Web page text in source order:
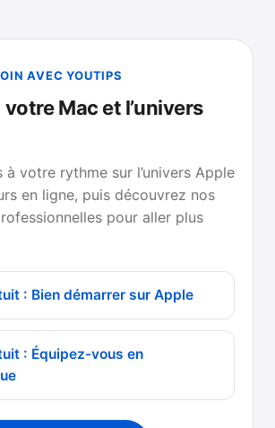
AVEC YOUTIPS
Mac et l’univers
à votre rythme sur l’univers Apple
en ligne, puis découvrez nos
pour aller plus
: Bien démarrer sur Apple
: Équipez-vous en